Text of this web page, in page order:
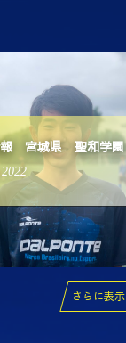
報 宮城県 聖和学園
2022
さらに表示